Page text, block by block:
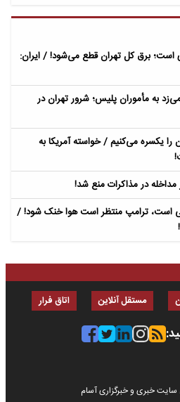
است؛ برق کل تهران قطع می‌شود! / ایران:
به مأموران پلیس؛ شرور تهران در
را یکسره می‌کنیم / خواسته آمریکا به
مداخله در مذاکرات منع شد!
است، ترامپ منتظر است هوا خنک شود! /
مستقل آنلاین اتاق فرار
خبری و خبرگزاری آسام